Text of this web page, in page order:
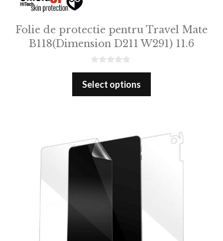
Folie de protectie pentru Travel Mate
B118(Dimension D211 W291) 11.6
0
u
Select options